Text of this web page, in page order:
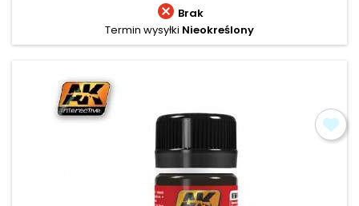
 Brak
Termin wysyłki Nieokreślony